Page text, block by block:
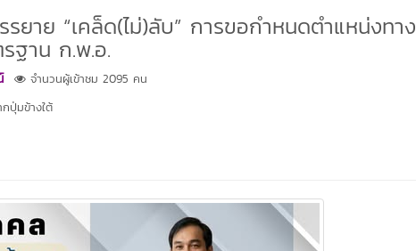
ยาย “เคล็ด(ไม่)ลับ” การขอกำหนดตำแหน่งทาง
ฐาน ก.พ.อ.
จำนวนผู้เข้าชม 2095 คน
ปุ่มข้างใต้